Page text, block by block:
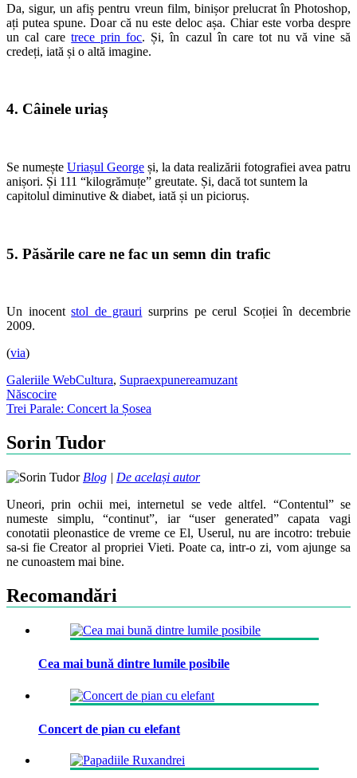
Da, sigur, un afiș pentru vreun film, binișor prelucrat în Photoshop,
ați putea spune. Doar că nu este deloc așa. Chiar este vorba despre
un cal caretrece prin foc. Și, în cazul în care tot nu vă vine să
credeți, iată și o altă imagine.
4. Câinele uriaș
Se numește Uriașul George și, la data realizării fotografiei avea patru
anișori. Și 111 “kilogrămuțe” greutate. Și, dacă tot suntem la
capitolul diminutive & diabet, iată și un picioruș.
5. Păsările care ne fac un semn din trafic
Un inocentstol de grauri surprins pe cerul Scoției în decembrie
2009.
(via)
Galeriile WebCultura, Supraexpunereamuzant
Post
navigation
Născocire
Trei Parale: Concert la Șosea
Sorin Tudor
Blog | De același autor
Uneori, prin ochii mei, internetul se vede altfel. “Contentul” se
numeste simplu, “continut”, iar “user generated” capata vagi
conotatii pleonastice de vreme ce El, Userul, nu are incotro: trebuie
sa-si fie Creator al propriei Vieti. Poate ca, intr-o zi, vom ajunge sa
ne cunoastem mai bine.
Recomandări
Cea mai bună dintre lumile posibile
Concert de pian cu elefant